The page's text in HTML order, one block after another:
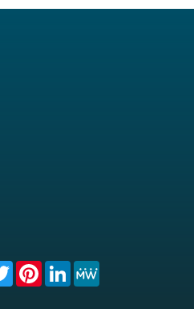
TwitterPinterest
LinkedIn